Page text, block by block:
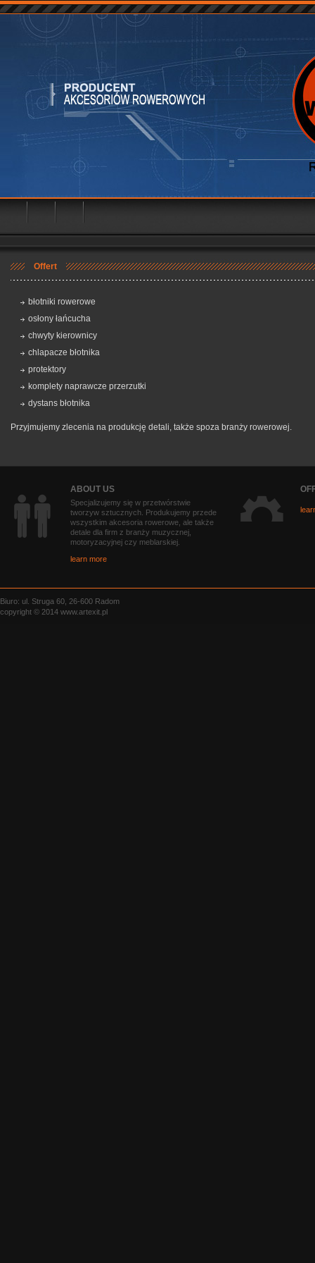
Offert
błotniki rowerowe
osłony łańcucha
chwyty kierownicy
chlapacze błotnika
protektory
komplety naprawcze przerzutki
dystans błotnika
Przyjmujemy zlecenia na produkcję detali, także spoza branży rowerowej.
ABOUT US
Specjalizujemy się w przetwórstwie
tworzyw sztucznych. Produkujemy przede
wszystkim akcesoria rowerowe, ale także
detale dla firm z branży muzycznej,
motoryzacyjnej czy meblarskiej.
learn more
Biuro: ul. Struga 60, 26-600 Radom
copyright © 2014 www.artexit.pl